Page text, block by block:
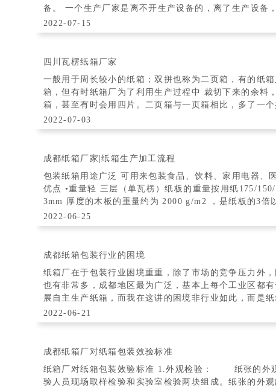
备。 一个生产厂家是离不开生产设备的，离了生产设备
产厂家需要更加看重生产设备的选择。一般的纸
2022-07-15
四川瓦楞纸箱厂家
一般用于周长较小的纸箱；双拼也称为二页箱，有的纸
箱，但有时纸箱厂为了利用生产过程中 裁切下来的余料
箱，甚至有时会用四片。二页箱与一页箱相比，多了一
的差别。接头和回丝纸箱接头的制造尺寸根据瓦
2022-07-03
成都纸箱厂家|纸箱生产加工流程
包装纸箱用途广泛 可用来包装食品、饮料、家用电器、
优点 •重量轻 三层（单瓦楞）纸板的重量按用纸175/
3mm 厚度的木板的重量约为 2000 g/m2 ，是纸板的3倍
2022-06-25
成都纸箱包装行业的困境
纸箱厂在于包装行业困境重重，除了市场的竞争压力外
也有非常多，成都地区最为广泛，基本上每个工业区都
展自主生产纸箱，而我在这讲的困境非行业如此，而是纸箱包装产品
区是一个很大的挑战，很多纸箱厂发展
2022-06-21
成都纸箱厂对纸箱包装效验标准
纸箱厂对纸箱包装效验标准 1.外观检验： 纸张的外观检验是重要的检测项目之一，一般由检
验人员现场取样检验和实验室检验两块组成。纸张的外